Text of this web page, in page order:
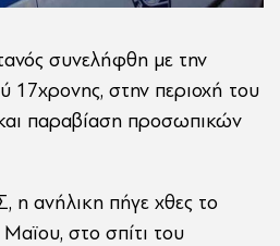
συνελήφθη με την
17χρονης, στην περιοχή του
παραβίαση προσωπικών
ανήλικη πήγε χθες το
στο σπίτι του